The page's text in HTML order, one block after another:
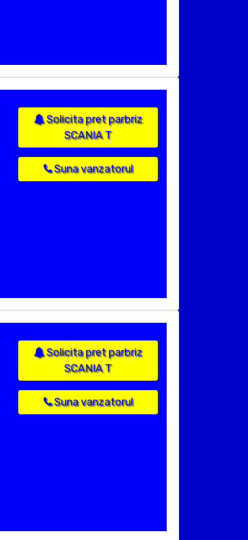
Solicita pret parbriz
SCANIA T
Suna vanzatorul
Solicita pret parbriz
SCANIA T
Suna vanzatorul